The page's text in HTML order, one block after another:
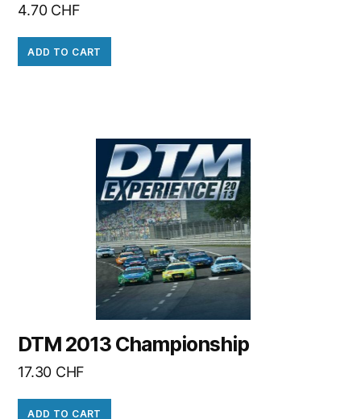
4.70 CHF
ADD TO CART
DTM 2013 Championship
17.30 CHF
ADD TO CART